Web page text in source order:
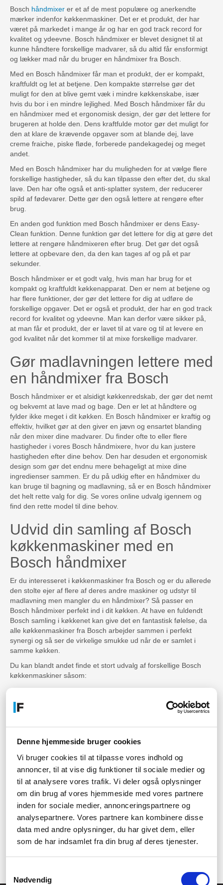
Denne hjemmeside bruger cookies
Vi bruger cookies til at tilpasse vores indhold og
annoncer, til at vise dig funktioner til sociale medier og
til at analysere vores trafik. Vi deler også oplysninger
om din brug af vores hjemmeside med vores partnere
inden for sociale medier, annonceringspartnere og
analysepartnere. Vores partnere kan kombinere disse
data med andre oplysninger, du har givet dem, eller
som de har indsamlet fra din brug af deres tjenester.
Nødvendig
Bosch håndmixer er et af de mest populære og anerkendte
mærker indenfor køkkenmaskiner. Det er et produkt, der har
været på markedet i mange år og har en god track record for
kvalitet og ydeevne. Bosch håndmixer er blevet designet til at
kunne håndtere forskellige madvarer, så du altid får ensformigt
og lækker mad når du bruger en håndmixer fra Bosch.
Med en Bosch håndmixer får man et produkt, der er kompakt,
kraftfuldt og let at betjene. Den kompakte størrelse gør det
muligt for den at blive gemt væk i mindre køkkenskabe, især
hvis du bor i en mindre lejlighed. Med Bosch håndmixer får du
en håndmixer med et ergonomisk design, der gør det lettere for
brugeren at holde den. Dens kraftfulde motor gør det muligt for
den at klare de krævende opgaver som at blande dej, lave
creme fraiche, piske fløde, forberede pandekagedej og meget
andet.
Med en Bosch håndmixer har du muligheden for at vælge flere
forskellige hastigheder, så du kan tilpasse den efter det, du skal
lave. Den har ofte også et anti-splatter system, der reducerer
spild af fødevarer. Dette gør den også lettere at rengøre efter
brug.
En anden god funktion med Bosch håndmixer er dens Easy-
Clean funktion. Denne funktion gør det lettere for dig at gøre det
lettere at rengøre håndmixeren efter brug. Det gør det også
lettere at opbevare den, da den kan tages af og på et par
sekunder.
Bosch håndmixer er et godt valg, hvis man har brug for et
kompakt og kraftfuldt køkkenapparat. Den er nem at betjene og
har flere funktioner, der gør det lettere for dig at udføre de
forskellige opgaver. Det er også et produkt, der har en god track
record for kvalitet og ydeevne. Man kan derfor være sikker på,
at man får et produkt, der er lavet til at vare og til at levere en
god kvalitet når det kommer til at mixe forskellige madvarer.
Gør madlavningen lettere med
en håndmixer fra Bosch
Bosch håndmixer er et alsidigt køkkenredskab, der gør det nemt
og bekvemt at lave mad og bage. Den er let at håndtere og
fylder ikke meget i dit køkken. En Bosch håndmixer er kraftig og
effektiv, hvilket gør at den giver en jævn og ensartet blanding
når den mixer dine madvarer. Du finder ofte to eller flere
hastigheder i vores Bosch håndmixere, hvor du kan justere
hastigheden efter dine behov. Den har desuden et ergonomisk
design som gør det endnu mere behageligt at mixe dine
ingredienser sammen. Er du på udkig efter en håndmixer du
kan bruge til bagning og madlavning, så er en Bosch håndmixer
det helt rette valg for dig. Se vores online udvalg igennem og
find den rette model til dine behov.
Udvid din samling af Bosch
køkkenmaskiner med en
Bosch håndmixer
Er du interesseret i køkkenmaskiner fra Bosch og er du allerede
den stolte ejer af flere af deres andre maskiner og udstyr til
madlavning men mangler du en håndmixer? Så passer en
Bosch håndmixer perfekt ind i dit køkken. At have en fuldendt
Bosch samling i køkkenet kan give det en fantastisk følelse, da
alle køkkenmaskiner fra Bosch arbejder sammen i perfekt
synergi og så ser de virkelige smukke ud når de er samlet i
samme køkken.
Du kan blandt andet finde et stort udvalg af forskellige Bosch
køkkenmaskiner såsom:
Bosch røremaskiner
Har du flere spørgsmål?
Har du fundet en håndmixer fra Bosch som du er interesseret i,
men har vores FAQ ikke besvaret de spørgsmål du måtte have,
så er du altid velkommen til at kontakte vores kundeservice. Du
finder vores kontaktinformationer øverst på siden, hvor du kan
kontakte os på mail, telefon eller chat. Vi sidder, som altid,
parate til at rådgive dig med dit køb så du får det helt rette